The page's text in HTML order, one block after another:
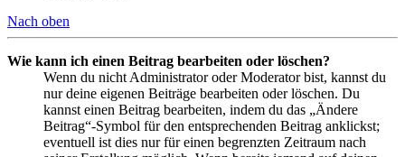
Nach oben
Wie kann ich einen Beitrag bearbeiten oder löschen?
Wenn du nicht Administrator oder Moderator bist, kannst du
nur deine eigenen Beiträge bearbeiten oder löschen. Du
kannst einen Beitrag bearbeiten, indem du das „Ändere
Beitrag“-Symbol für den entsprechenden Beitrag anklickst;
eventuell ist dies nur für einen begrenzten Zeitraum nach